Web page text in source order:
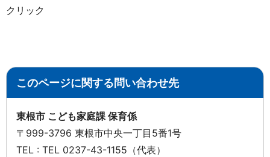
クリック
このページに関する問い合わせ先
東根市 こども家庭課 保育係
〒999-3796 東根市中央一丁目5番1号
TEL : TEL 0237-43-1155（代表）